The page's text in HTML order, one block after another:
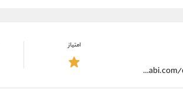
https://alirezamehrabi.com/cryptocurrency/wallet/ledger
امتیاز